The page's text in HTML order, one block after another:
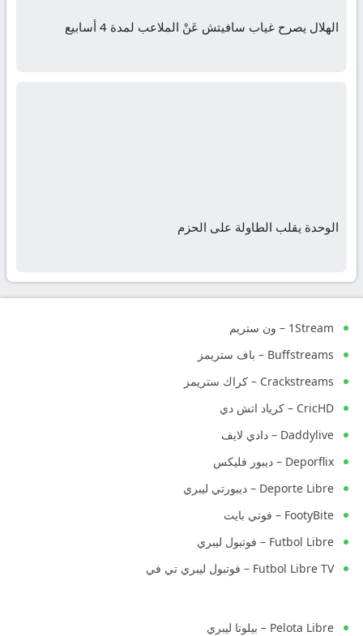
الهلال يصرح غياب سافيتش عَنْ الملاعب لمدة 4 أسابيع
الوحدة يقلب الطاولة على الحزم
1Stream – ون ستريم
Buffstreams – باف ستريمز
Crackstreams – كراك ستريمز
CricHD – كرياد اتش دي
Daddylive – دادي لايف
Deporflix – ديبور فليكس
Deporte Libre – ديبورتي ليبري
FootyBite – فوتي بايت
Futbol Libre – فوتبول ليبري
Futbol Libre TV – فوتبول ليبري تي في
Pelota Libre – بيلوتا ليبري